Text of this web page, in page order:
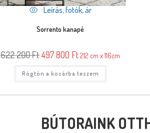
Leírás, fotók, ár
Sorrento kanapé
622 200Ft497 800 Ft212 cm x 116cm
Rögtön a kosárba teszem
BÚTORAINK